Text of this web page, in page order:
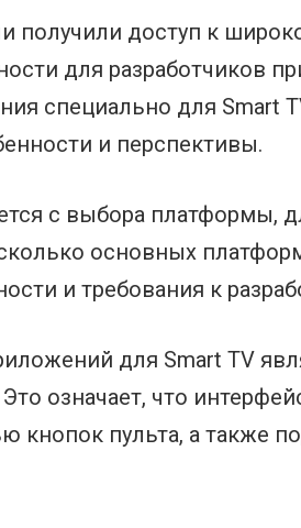
получили доступ к
для разработчиков
специально для Smart
и перспективы.
с выбора платформы,
основных
и требования к
для Smart TV
означает, что
пульта, а также